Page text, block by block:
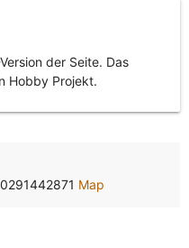
der Seite. Das
Hobby Projekt.
Map